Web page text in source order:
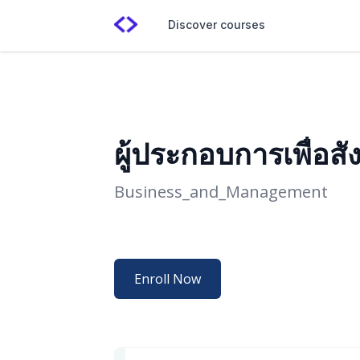
Discover courses
ผู้ประกอบการเพื่อสั
Business_and_Management
Enroll Now